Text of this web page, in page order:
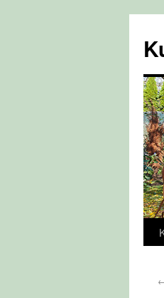
obsahu
webu